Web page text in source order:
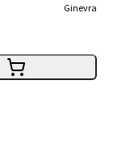
Ginevra